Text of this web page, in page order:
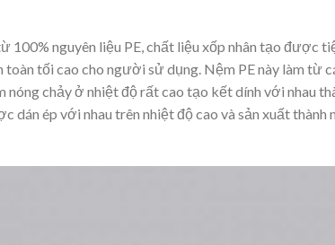
100% nguyên liệu PE, chất liệu xốp nhân tạo được
toàn tối cao cho người sử dụng. Nệm PE này làm từ
nóng chảy ở nhiệt độ rất cao tạo kết dính với nhau
dán ép với nhau trên nhiệt độ cao và sản xuất thành